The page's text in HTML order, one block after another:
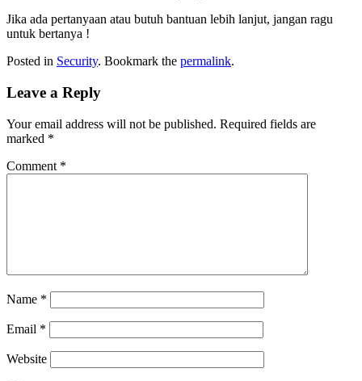
Jika ada pertanyaan atau butuh bantuan lebih lanjut, jangan ragu
untuk bertanya !
Posted in Security. Bookmark the permalink.
Leave a Reply
Your email address will not be published. Required fields are
marked *
Comment *
Name *
Email *
Website